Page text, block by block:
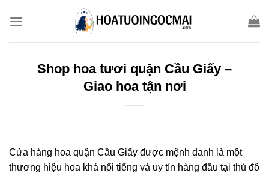
Shop hoa tươi quận Cầu Giấy –
Giao hoa tận nơi
Cửa hàng hoa quận Cầu Giấy được mệnh danh là một
thương hiệu hoa khá nổi tiếng và uy tín hàng đầu tại thủ đô